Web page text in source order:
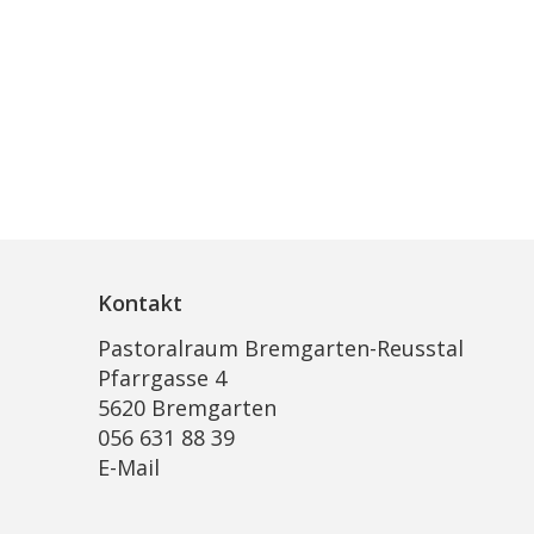
Kontakt
Pastoralraum Bremgarten-Reusstal
Pfarrgasse 4
5620 Bremgarten
056 631 88 39
E-Mail